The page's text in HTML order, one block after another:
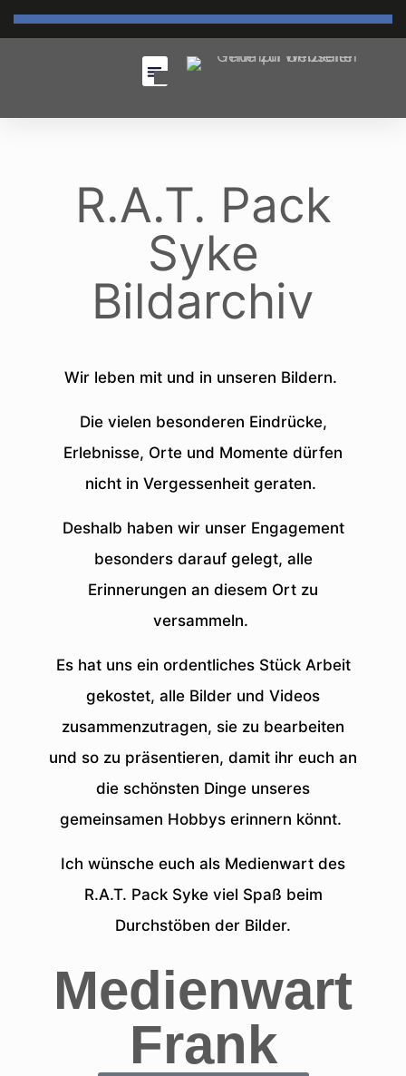
R.A.T. Pack
Syke
Bildarchiv
Wir leben mit und in unseren Bildern.
Die vielen besonderen Eindrücke,
Erlebnisse, Orte und Momente dürfen
nicht in Vergessenheit geraten.
Deshalb haben wir unser Engagement
besonders darauf gelegt, alle
Erinnerungen an diesem Ort zu
versammeln.
Es hat uns ein ordentliches Stück Arbeit
gekostet, alle Bilder und Videos
zusammenzutragen, sie zu bearbeiten
und so zu präsentieren, damit ihr euch an
die schönsten Dinge unseres
gemeinsamen Hobbys erinnern könnt.
Ich wünsche euch als Medienwart des
R.A.T. Pack Syke viel Spaß beim
Durchstöben der Bilder.
Medienwart
Frank